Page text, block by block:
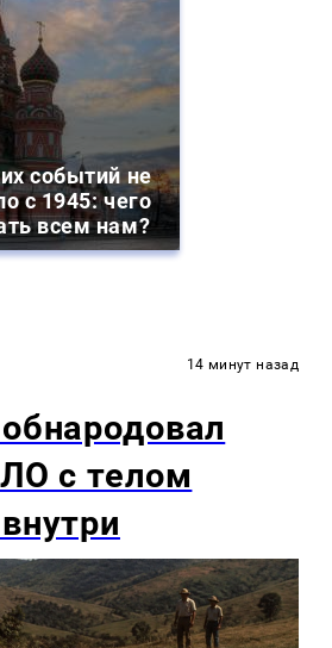
событий не
с 1945: чего
всем нам?
14 минут назад
с телом